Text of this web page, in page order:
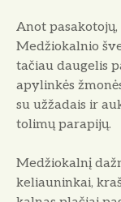
Anot
Medžiokalnio
tačiau dau­gelis
apylinkės
su užžadais ir
tolimų parapijų.
Medžiokalnį
keliauninkai,